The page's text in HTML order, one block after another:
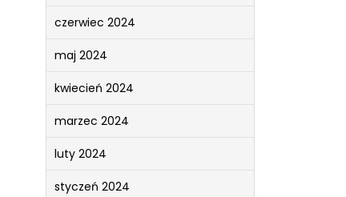
czerwiec 2024
maj 2024
kwiecień 2024
marzec 2024
luty 2024
styczeń 2024